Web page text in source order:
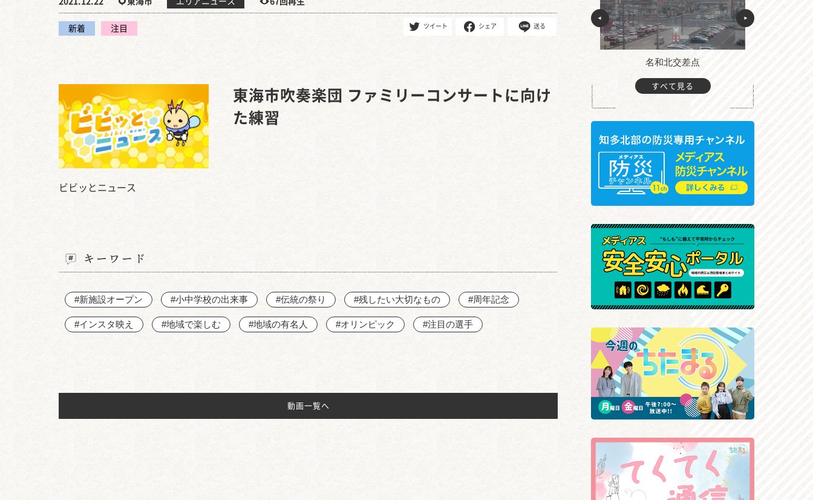
新着 注目 ツイート シェア 送る
ビビッとニュース
東海市吹奏楽団 ファミリーコンサートに向け
た練習
キーワード
#新施設オープン #小中学校の出来事 #伝統の祭り #残したい大切なもの #周年記念
#インスタ映え #地域で楽しむ #地域の有名人 #オリンピック #注目の選手
動画一覧へ
名和北交差点
すべて見る